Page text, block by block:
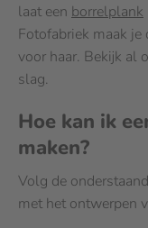
laat een borrelplank
Fotofabriek maak
voor haar. Bekijk al
slag.
Hoe kan ik
maken?
Volg de
met het ontwerpen